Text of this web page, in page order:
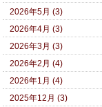
2026年5月 (3)
2026年4月 (3)
2026年3月 (3)
2026年2月 (4)
2026年1月 (4)
2025年12月 (3)